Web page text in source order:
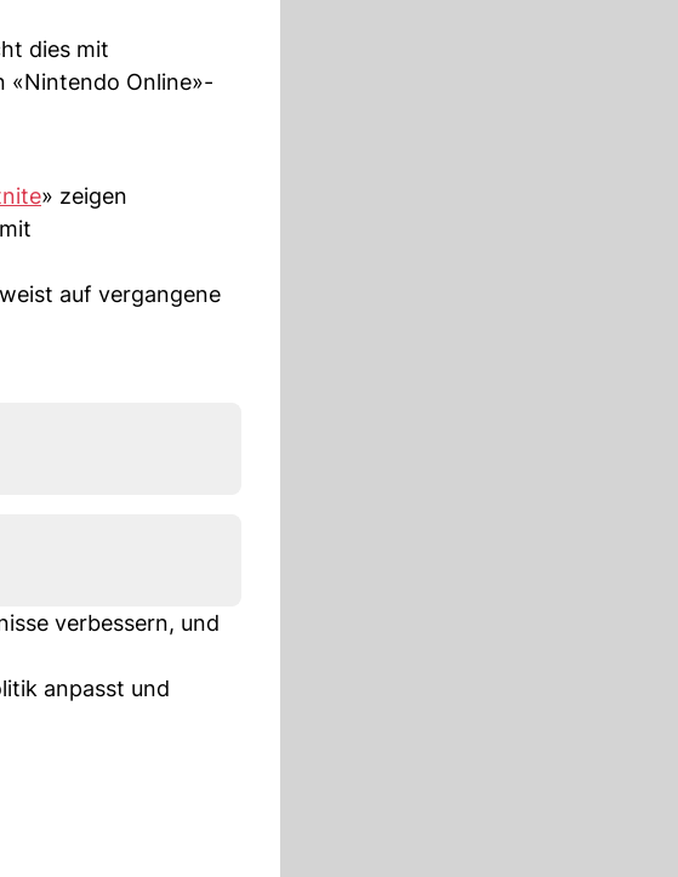
dies mit
«Nintendo Online»-
» zeigen
auf vergangene
verbessern, und
anpasst und